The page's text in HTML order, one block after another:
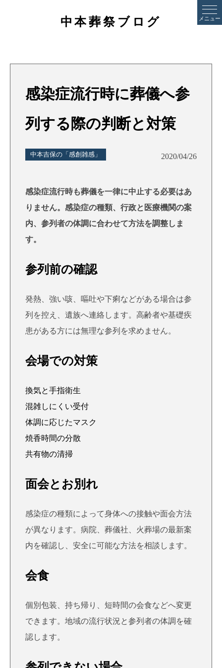
メニュー
中本葬祭ブログ
感染症流行時に葬儀へ参
列する際の判断と対策
中本吉保の「感創雑感」 2020/04/26
感染症流行時も葬儀を一律に中止する必要はあ
りません。感染症の種類、行政と医療機関の案
内、参列者の体調に合わせて方法を調整しま
す。
参列前の確認
発熱、強い咳、嘔吐や下痢などがある場合は参
列を控え、遺族へ連絡します。高齢者や基礎疾
患がある方には無理な参列を求めません。
会場での対策
換気と手指衛生
混雑しにくい受付
体調に応じたマスク
焼香時間の分散
共有物の清掃
面会とお別れ
感染症の種類によって身体への接触や面会方法
が異なります。病院、葬儀社、火葬場の最新案
内を確認し、安全に可能な方法を相談します。
会食
個別包装、持ち帰り、短時間の会食などへ変更
できます。地域の流行状況と参列者の体調を確
認します。